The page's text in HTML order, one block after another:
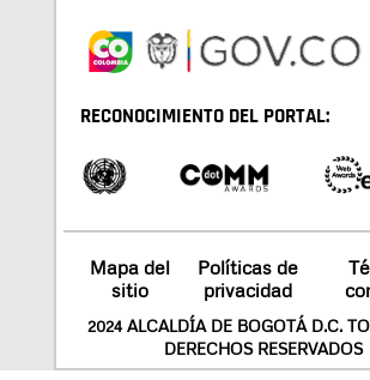
RECONOCIMIENTO DEL PORTAL:
Mapa del
sitio
Políticas de
privacidad
2024 ALCALDÍA DE BOGOTÁ D.C.
DERECHOS RESERVADOS